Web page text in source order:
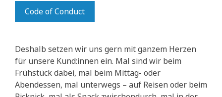
Code of Conduct
Deshalb setzen wir uns gern mit ganzem Herzen
für unsere Kund:innen ein. Mal sind wir beim
Frühstück dabei, mal beim Mittag- oder
Abendessen, mal unterwegs – auf Reisen oder beim